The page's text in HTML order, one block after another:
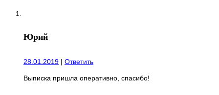
Юрий
28.01.2019 | Ответить
Выписка пришла оперативно, спасибо!